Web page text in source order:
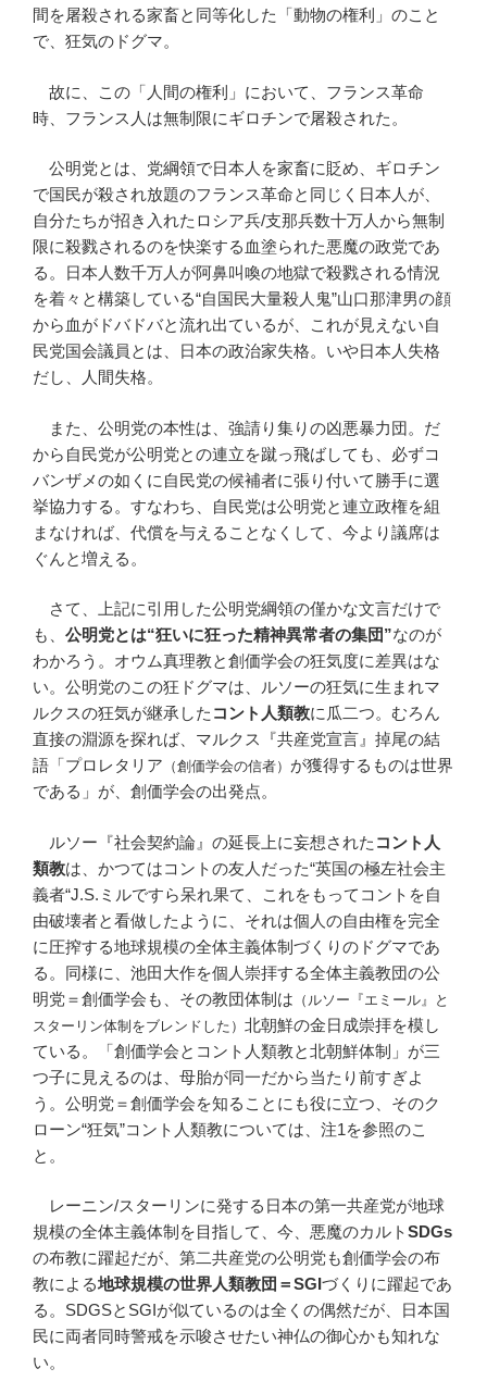
間を屠殺される家畜と同等化した「動物の権利」のこと
で、狂気のドグマ。
故に、この「人間の権利」において、フランス革命
時、フランス人は無制限にギロチンで屠殺された。
公明党とは、党綱領で日本人を家畜に貶め、ギロチン
で国民が殺され放題のフランス革命と同じく日本人が、
自分たちが招き入れたロシア兵/支那兵数十万人から無制
限に殺戮されるのを快楽する血塗られた悪魔の政党であ
る。日本人数千万人が阿鼻叫喚の地獄で殺戮される情況
を着々と構築している“自国民大量殺人鬼”山口那津男の顔
から血がドバドバと流れ出ているが、これが見えない自
民党国会議員とは、日本の政治家失格。いや日本人失格
だし、人間失格。
また、公明党の本性は、強請り集りの凶悪暴力団。だ
から自民党が公明党との連立を蹴っ飛ばしても、必ずコ
バンザメの如くに自民党の候補者に張り付いて勝手に選
挙協力する。すなわち、自民党は公明党と連立政権を組
まなければ、代償を与えることなくして、今より議席は
ぐんと増える。
さて、上記に引用した公明党綱領の僅かな文言だけで
も、 公明党とは“狂いに狂った精神異常者の集団”なのが
わかろう。オウム真理教と創価学会の狂気度に差異はな
い。公明党のこの狂ドグマは、ルソーの狂気に生まれマ
ルクスの狂気が継承した コント人類教に瓜二つ。むろん
直接の淵源を探れば、マルクス『共産党宣言』掉尾の結
語「プロレタリア （創価学会の信者） が獲得するものは世界
である」が、創価学会の出発点。
ルソー『社会契約論』の延長上に妄想された コント人
類教は、かつてはコントの友人だった“英国の極左社会主
義者“J.S.ミルですら呆れ果て、これをもってコントを自
由破壊者と看做したように、それは個人の自由権を完全
に圧搾する地球規模の全体主義体制づくりのドグマであ
る。同様に、池田大作を個人崇拝する全体主義教団の公
明党＝創価学会も、その教団体制は （ルソー『エミール』と
スターリン体制をブレンドした） 北朝鮮の金日成崇拝を模し
ている。「創価学会とコント人類教と北朝鮮体制」が三
つ子に見えるのは、母胎が同一だから当たり前すぎよ
う。公明党＝創価学会を知ることにも役に立つ、そのク
ローン“狂気”コント人類教については、注1を参照のこ
と。
レーニン/スターリンに発する日本の第一共産党が地球
規模の全体主義体制を目指して、今、悪魔のカルトSDGs
の布教に躍起だが、第二共産党の公明党も創価学会の布
教による地球規模の世界人類教団＝SGIづくりに躍起であ
る。SDGSとSGIが似ているのは全くの偶然だが、日本国
民に両者同時警戒を示唆させたい神仏の御心かも知れな
い。